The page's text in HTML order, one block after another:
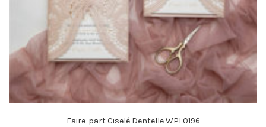
Faire-part Ciselé Dentelle WPL0196